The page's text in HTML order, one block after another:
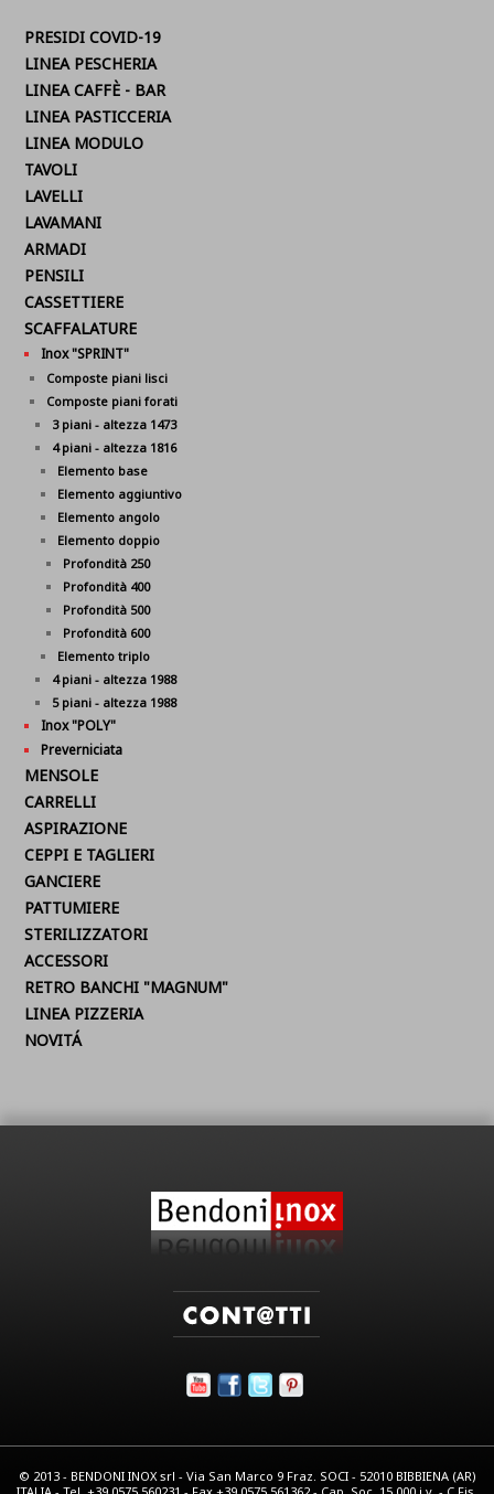
PRESIDI COVID-19
LINEA PESCHERIA
LINEA CAFFÈ - BAR
LINEA PASTICCERIA
LINEA MODULO
TAVOLI
LAVELLI
LAVAMANI
ARMADI
PENSILI
CASSETTIERE
SCAFFALATURE
Inox "SPRINT"
Composte piani lisci
Composte piani forati
3 piani - altezza 1473
4 piani - altezza 1816
Elemento base
Elemento aggiuntivo
Elemento angolo
Elemento doppio
Profondità 250
Profondità 400
Profondità 500
Profondità 600
Elemento triplo
4 piani - altezza 1988
5 piani - altezza 1988
Inox "POLY"
Preverniciata
MENSOLE
CARRELLI
ASPIRAZIONE
CEPPI E TAGLIERI
GANCIERE
PATTUMIERE
STERILIZZATORI
ACCESSORI
RETRO BANCHI "MAGNUM"
LINEA PIZZERIA
NOVITÁ
© 2013 - BENDONI INOX srl - Via San Marco 9 Fraz. SOCI - 52010 BIBBIENA (AR)